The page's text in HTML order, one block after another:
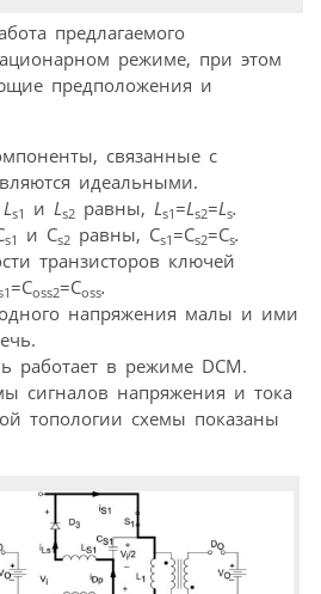
предлагаемого
режиме, при этом
предположения и
связанные с
идеальными.
L s1 и L s2 равны, L s1 =L s2=L s.
s1 и Cs2 равны, Cs1 =Cs2=Cs.
транзисторов ключей
=Coss2=Coss.
напряжения малы и ими
работает в режиме DCM.
сигналов напряжения и тока
топологии схемы показаны